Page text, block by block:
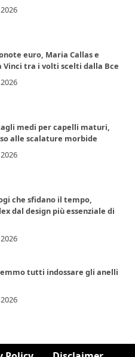
euro, Maria Callas e
Vinci tra i volti scelti dalla Bce
medi per capelli maturi,
alle scalature morbide
che sfidano il tempo,
dal design più essenziale di
tutti indossare gli anelli